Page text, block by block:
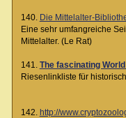
140. Die Mittelalter-
Eine sehr umfangreiche
Mittelalter. (Le Rat)
141. The fascinating
Riesenlinkliste für
142. http://